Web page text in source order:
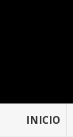
INICIO